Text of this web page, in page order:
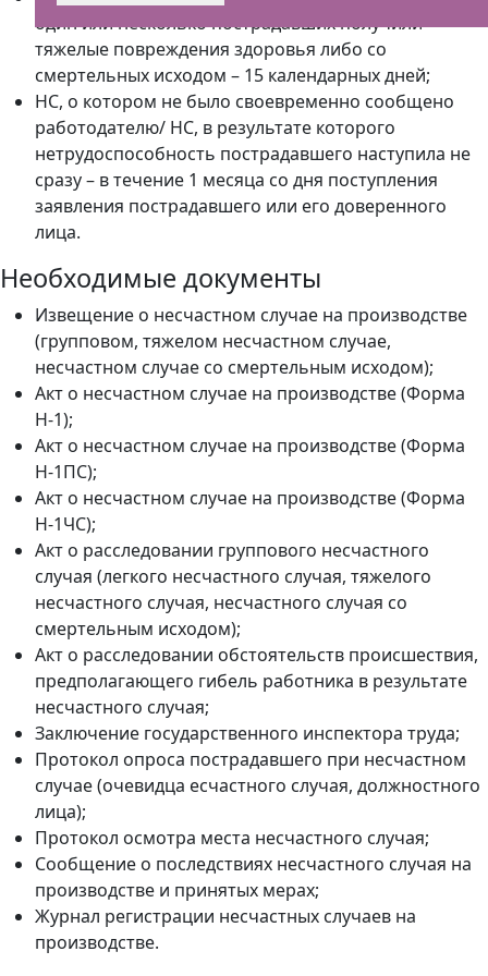
один или несколько пострадавших получили
тяжелые повреждения здоровья либо со
смертельных исходом – 15 календарных дней;
НС, о котором не было своевременно сообщено
работодателю/ НС, в результате которого
нетрудоспособность пострадавшего наступила не
сразу – в течение 1 месяца со дня поступления
заявления пострадавшего или его доверенного
лица.
Необходимые документы
Извещение о несчастном случае на производстве
(групповом, тяжелом несчастном случае,
несчастном случае со смертельным исходом);
Акт о несчастном случае на производстве (Форма
Н-1);
Акт о несчастном случае на производстве (Форма
Н-1ПС);
Акт о несчастном случае на производстве (Форма
Н-1ЧС);
Акт о расследовании группового несчастного
случая (легкого несчастного случая, тяжелого
несчастного случая, несчастного случая со
смертельным исходом);
Акт о расследовании обстоятельств происшествия,
предполагающего гибель работника в результате
несчастного случая;
Заключение государственного инспектора труда;
Протокол опроса пострадавшего при несчастном
случае (очевидца есчастного случая, должностного
лица);
Протокол осмотра места несчастного случая;
Сообщение о последствиях несчастного случая на
производстве и принятых мерах;
Журнал регистрации несчастных случаев на
производстве.